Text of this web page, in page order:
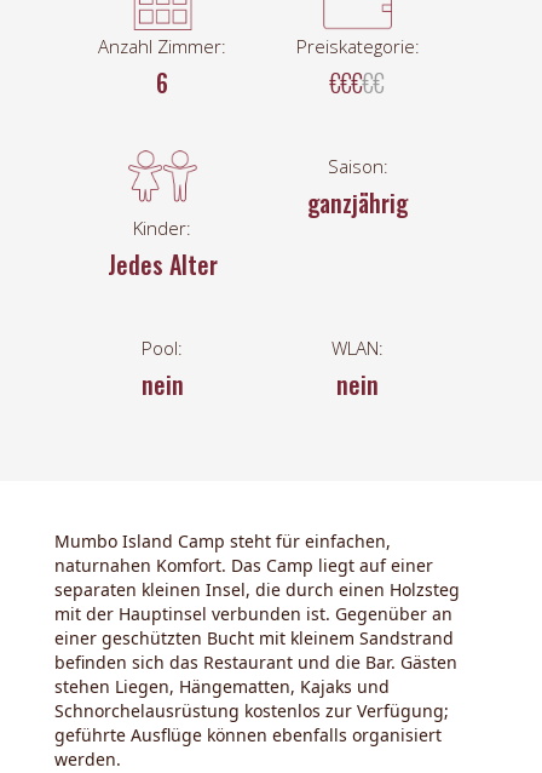
Anzahl Zimmer:
6
Preiskategorie:
€€€€€
Kinder:
Jedes Alter
Saison:
ganzjährig
Pool:
nein
WLAN:
nein
Mumbo Island Camp steht für einfachen,
naturnahen Komfort. Das Camp liegt auf einer
separaten kleinen Insel, die durch einen Holzsteg
mit der Hauptinsel verbunden ist. Gegenüber an
einer geschützten Bucht mit kleinem Sandstrand
befinden sich das Restaurant und die Bar. Gästen
stehen Liegen, Hängematten, Kajaks und
Schnorchelausrüstung kostenlos zur Verfügung;
geführte Ausflüge können ebenfalls organisiert
werden.